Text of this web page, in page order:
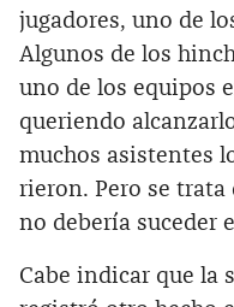
jugadores, uno de
Algunos de los
uno de los equipos
queriendo
muchos asistentes
rieron. Pero se
no debería suceder
Cabe indicar que la